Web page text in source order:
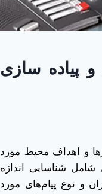
پیاده‌ سازی
و اهداف محیط مورد
شناسایی اندازه
و نوع پیام‌های مورد